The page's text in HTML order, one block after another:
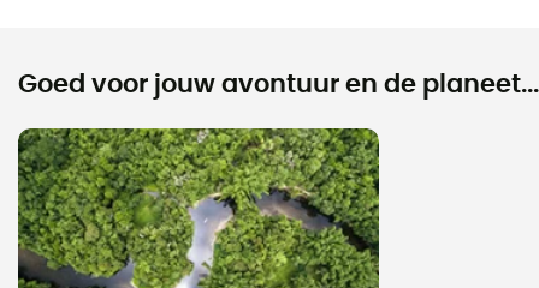
Goed voor jouw avontuur en de planeet...